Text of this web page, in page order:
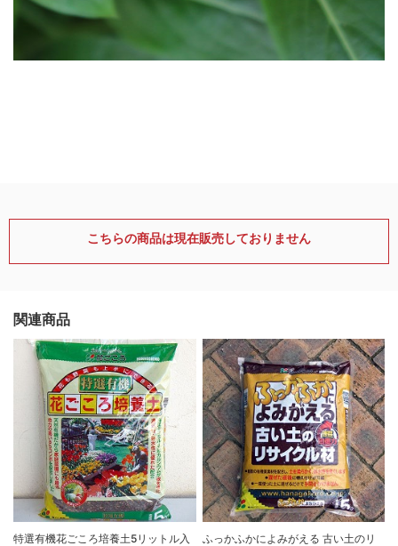
こちらの商品は現在販売しておりません
関連商品
特選有機花ごころ培養土5リットル入
ふっかふかによみがえる 古い土のリ